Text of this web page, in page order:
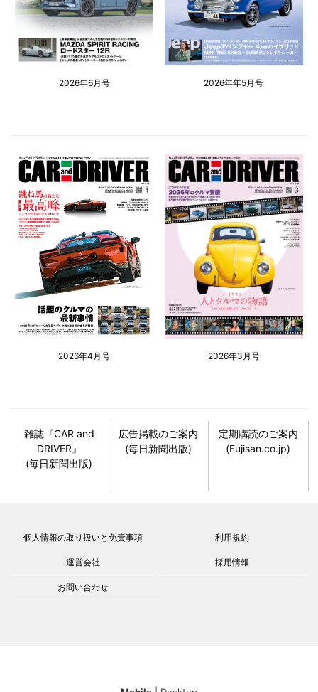
2026年6月号 2026年年5月号
2026年4月号 2026年3月号
雑誌『CAR and
DRIVER』
(毎日新聞出版)
広告掲載のご案内
(毎日新聞出版)
定期購読のご案内
(Fujisan.co.jp)
個人情報の取り扱いと免責事項 利用規約
運営会社 採用情報
お問い合わせ